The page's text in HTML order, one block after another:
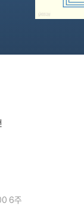
6주